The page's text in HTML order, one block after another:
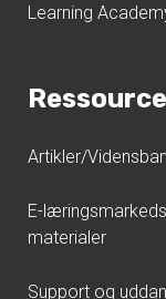
Learning
Artikler/
E-
materialer
Support og